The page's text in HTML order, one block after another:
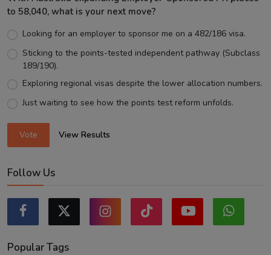
to 58,040, what is your next move?
Looking for an employer to sponsor me on a 482/186 visa.
Sticking to the points-tested independent pathway (Subclass
189/190).
Exploring regional visas despite the lower allocation numbers.
Just waiting to see how the points test reform unfolds.
Vote View Results
Follow Us
Popular Tags